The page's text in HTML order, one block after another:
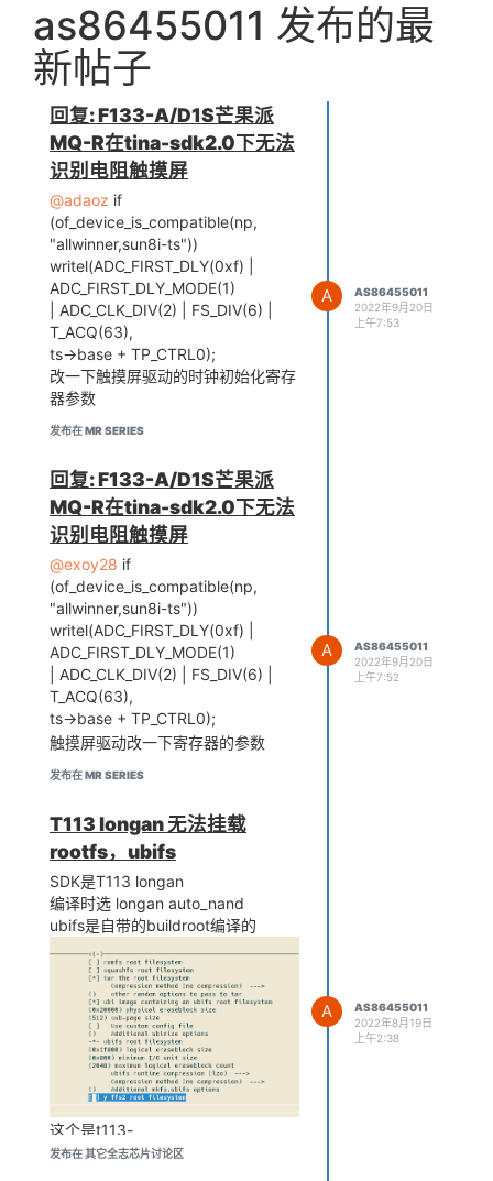
as86455011 发布的最
新帖子
回复: F133-A/D1S芒果派
MQ-R在tina-sdk2.0下无法
识别电阻触摸屏
@adaoz if
(of_device_is_compatible(np,
"allwinner,sun8i-ts"))
writel(ADC_FIRST_DLY(0xf) |
ADC_FIRST_DLY_MODE(1)
| ADC_CLK_DIV(2) | FS_DIV(6) |
T_ACQ(63),
ts->base + TP_CTRL0);
改一下触摸屏驱动的时钟初始化寄存
器参数
发布在 MR SERIES
A
AS86455011
2022年9月20日
上午7:53
回复: F133-A/D1S芒果派
MQ-R在tina-sdk2.0下无法
识别电阻触摸屏
@exoy28 if
(of_device_is_compatible(np,
"allwinner,sun8i-ts"))
writel(ADC_FIRST_DLY(0xf) |
ADC_FIRST_DLY_MODE(1)
| ADC_CLK_DIV(2) | FS_DIV(6) |
T_ACQ(63),
ts->base + TP_CTRL0);
触摸屏驱动改一下寄存器的参数
发布在 MR SERIES
A
AS86455011
2022年9月20日
上午7:52
T113 longan 无法挂载
rootfs，ubifs
SDK是T113 longan
编译时选 longan auto_nand
ubifs是自带的buildroot编译的
这个是t113-
longan/device/config/chips/t113/configs/evb1_auto_nand/
发布在 其它全志芯片讨论区
A
AS86455011
2022年8月19日
上午2:38